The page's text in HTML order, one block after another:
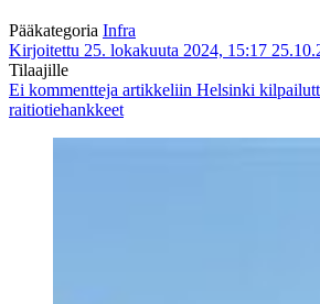
Pääkategoria Infra
Kirjoitettu 25. lokakuuta 2024, 15:17
Tilaajille
Ei kommentteja artikkeliin Helsinki
raitiotiehankkeet